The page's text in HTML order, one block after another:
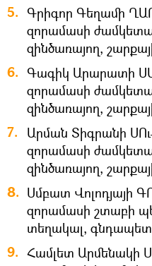
Գրիգոր Գեղամի
զորամասի
զինծառայող,
Գագիկ Արարատի
զորամասի
զինծառայող,
Արման Տիգրանի
զորամասի
զինծառայող,
Սմբատ Վոլոդյայի
զորամասի շտաբի
տեղակալ,
Համլետ Արմենակի